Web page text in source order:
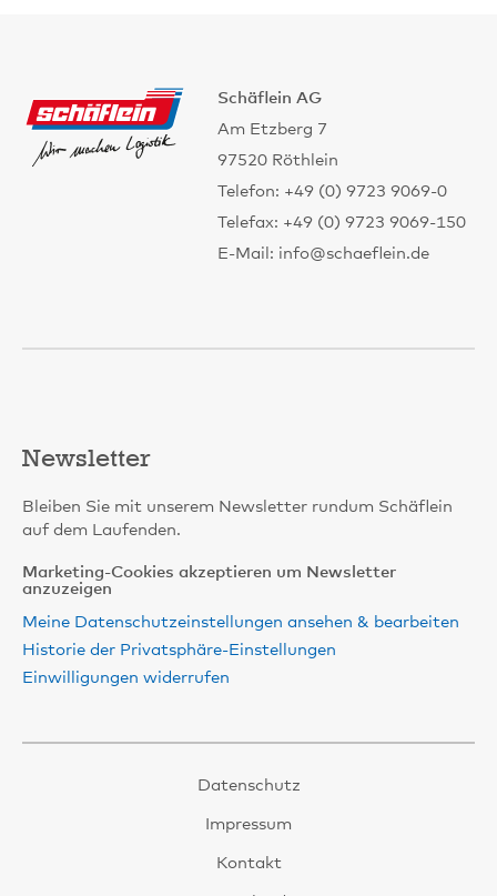
Schäflein AG
Am Etzberg 7
97520 Röthlein
Telefon: +49 (0) 9723 9069-0
Telefax: +49 (0) 9723 9069-150
E-Mail: info@schaeflein.de
Newsletter
Bleiben Sie mit unserem Newsletter rundum Schäflein
auf dem Laufenden.
Marketing-Cookies akzeptieren um Newsletter
anzuzeigen
Meine Datenschutzeinstellungen ansehen & bearbeiten
Historie der Privatsphäre-Einstellungen
Einwilligungen widerrufen
Datenschutz
Impressum
Kontakt